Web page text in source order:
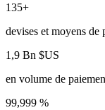
135+
devises et moyens de
1,9 Bn $US
en volume de
99,999 %